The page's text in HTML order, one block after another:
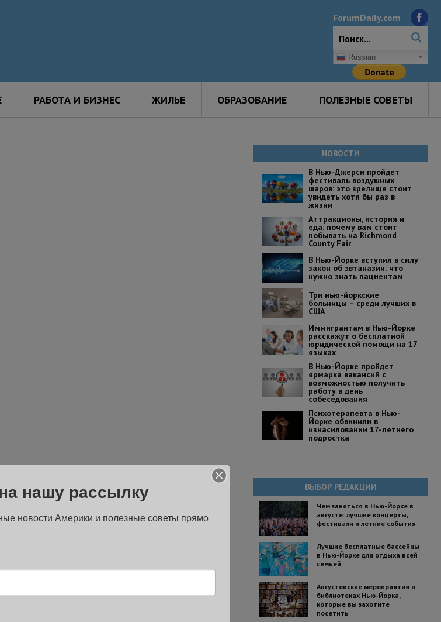
ForumDaily.com
Russian
РАБОТА И БИЗНЕС ЖИЛЬЕ ОБРАЗОВАНИЕ ПОЛЕЗНЫЕ СОВЕТЫ
НОВОСТИ
В Нью-Джерси пройдет
фестиваль воздушных
шаров: это зрелище стоит
увидеть хотя бы раз в
жизни
Аттракционы, история и
еда: почему вам стоит
побывать на Richmond
County Fair
В Нью-Йорке вступил в силу
закон об эвтаназии: что
нужно знать пациентам
Три нью-йоркские
больницы – среди лучших в
США
Иммигрантам в Нью-Йорке
расскажут о бесплатной
юридической помощи на 17
языках
В Нью-Йорке пройдет
ярмарка вакансий с
возможностью получить
работу в день
собеседования
Психотерапевта в Нью-
Йорке обвинили в
изнасиловании 17-летнего
подростка
ВЫБОР РЕДАКЦИИ
Чем заняться в Нью-Йорке в
августе: лучшие концерты,
фестивали и летние события
Лучшие бесплатные бассейны
в Нью-Йорке для отдыха всей
семьей
Августовские мероприятия в
библиотеках Нью-Йорка,
которые вы захотите
посетить
нашу рассылку
новости Америки и полезные советы прямо